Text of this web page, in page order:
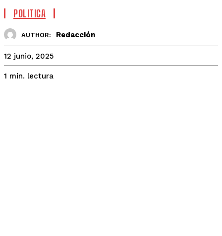
POLITICA
AUTHOR: Redacción
12 junio, 2025
1 min. lectura